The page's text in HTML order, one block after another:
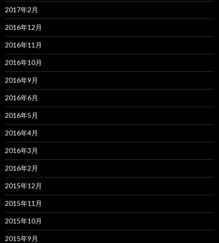
2017年2月
2016年12月
2016年11月
2016年10月
2016年9月
2016年6月
2016年5月
2016年4月
2016年3月
2016年2月
2015年12月
2015年11月
2015年10月
2015年9月